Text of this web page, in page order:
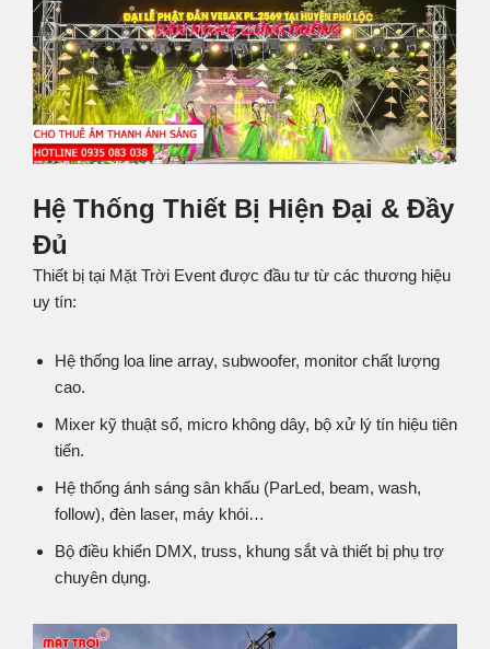
Hệ Thống Thiết Bị Hiện Đại & Đầy
Đủ
Thiết bị tại Mặt Trời Event được đầu tư từ các thương hiệu
uy tín:
Hệ thống loa line array, subwoofer, monitor chất lượng
cao.
Mixer kỹ thuật số, micro không dây, bộ xử lý tín hiệu tiên
tiến.
Hệ thống ánh sáng sân khấu (ParLed, beam, wash,
follow), đèn laser, máy khói…
Bộ điều khiển DMX, truss, khung sắt và thiết bị phụ trợ
chuyên dụng.